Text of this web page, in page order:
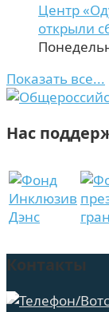
Центр
открыли
Показать все...
Нас
Контакты